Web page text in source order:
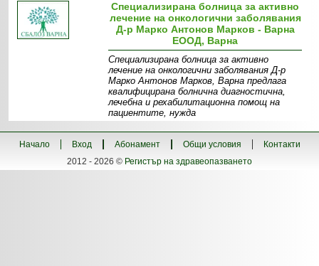
Специализирана болница за активно
лечение на онкологични заболявания
Д-р Марко Антонов Марков - Варна
ЕООД, Варна
Специализирана болница за активно
лечение на онкологични заболявания Д-р
Марко Антонов Марков, Варна предлага
квалифицирана болнична диагностична,
лечебна и рехабилитационна помощ на
пациентите, нужда
Начало Вход Абонамент Общи условия
Контакти
2012 - 2026 © Регистър на здравеопазването